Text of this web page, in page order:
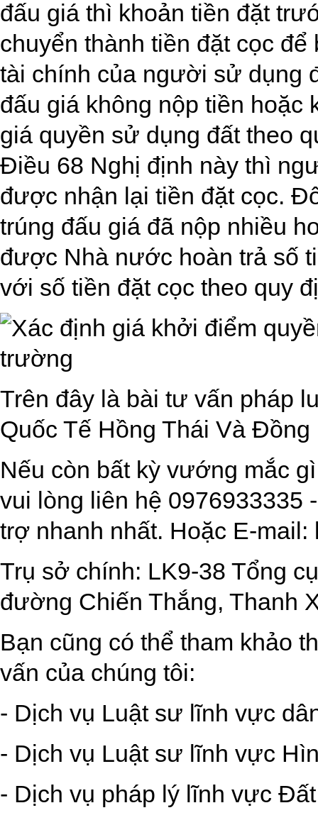
đấu giá thì khoản tiền đặt
chuyển thành tiền đặt cọc
tài chính của người sử dụng
đấu giá không nộp tiền hoặc
giá quyền sử dụng đất theo
Điều 68 Nghị định này thì
được nhận lại tiền đặt cọc.
trúng đấu giá đã nộp nhiều
được Nhà nước hoàn trả số
với số tiền đặt cọc theo quy
Trên đây là bài tư vấn pháp
Quốc Tế Hồng Thái Và Đồng
Nếu còn bất kỳ vướng mắc
vui lòng liên hệ 0976933335
trợ nhanh nhất. Hoặc E-
Trụ sở chính: LK9-38 Tổng
đường Chiến Thắng, Thanh
Bạn cũng có thể tham khảo
vấn của chúng tôi:
- Dịch vụ Luật sư lĩnh vực
- Dịch vụ Luật sư lĩnh vực
- Dịch vụ pháp lý lĩnh vực